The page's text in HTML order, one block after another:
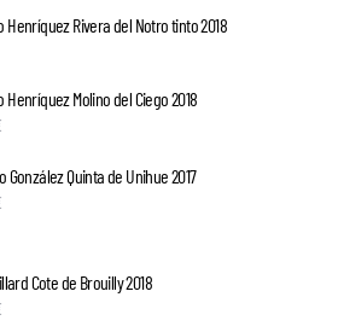
Henríquez Rivera del Notro tinto 2018
Henríquez Molino del Ciego 2018
González Quinta de Unihue 2017
Cote de Brouilly 2018